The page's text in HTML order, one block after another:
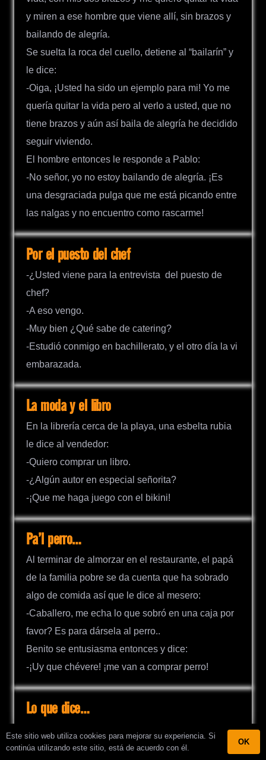
y miren a ese hombre que viene allí, sin brazos y
bailando de alegría.
Se suelta la roca del cuello, detiene al “bailarín” y
le dice:
-Oiga, ¡Usted ha sido un ejemplo para mi! Yo me
quería quitar la vida pero al verlo a usted, que no
tiene brazos y aún así baila de alegría he decidido
seguir viviendo.
El hombre entonces le responde a Pablo:
-No señor, yo no estoy bailando de alegría. ¡Es
una desgraciada pulga que me está picando entre
las nalgas y no encuentro como rascarme!
Por el puesto del chef
-¿Usted viene para la entrevista del puesto de
chef?
-A eso vengo.
-Muy bien ¿Qué sabe de catering?
-Estudió conmigo en bachillerato, y el otro día la vi
embarazada.
La moda y el libro
En la librería cerca de la playa, una esbelta rubia
le dice al vendedor:
-Quiero comprar un libro.
-¿Algún autor en especial señorita?
-¡Que me haga juego con el bikini!
Pa’l perro…
Al terminar de almorzar en el restaurante, el papá
de la familia pobre se da cuenta que ha sobrado
algo de comida así que le dice al mesero:
-Caballero, me echa lo que sobró en una caja por
favor? Es para dársela al perro..
Benito se entusiasma entonces y dice:
-¡Uy que chévere! ¡me van a comprar perro!
Lo que dice…
estos ejemplares persiguen a un taxi. Cuando por
Este sitio web utiliza cookies para mejorar su experiencia. Si
continúa utilizando este sitio, está de acuerdo con él.
OK